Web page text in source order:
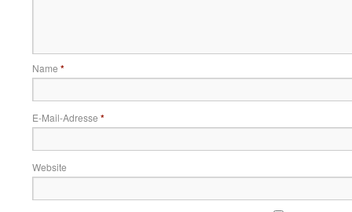
Name *
E-Mail-Adresse *
Website